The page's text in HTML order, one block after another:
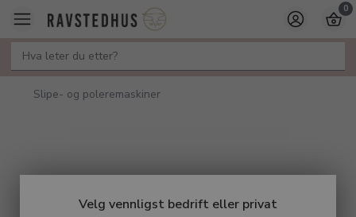
Velg vennligst bedrift eller privat
0
Slipe- og poleremaskiner